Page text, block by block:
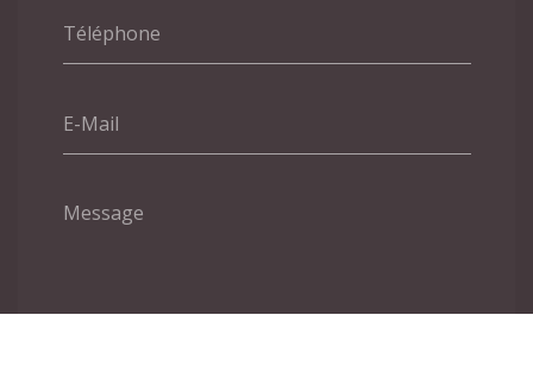
Téléphone
E-Mail
Message